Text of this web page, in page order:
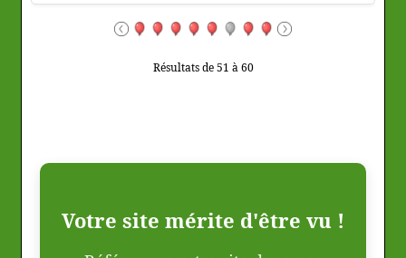
Résultats de 51 à 60
Votre site mérite d'être vu !